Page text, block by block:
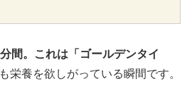
間。これは「ゴールデンタイ
栄養を欲しがっている瞬間です。